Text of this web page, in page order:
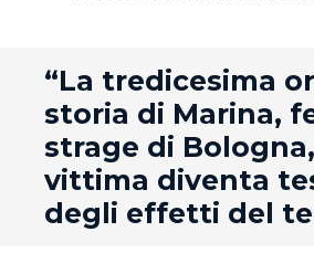
“La tredicesima
storia di Marina,
strage di
vittima diventa
degli effetti del